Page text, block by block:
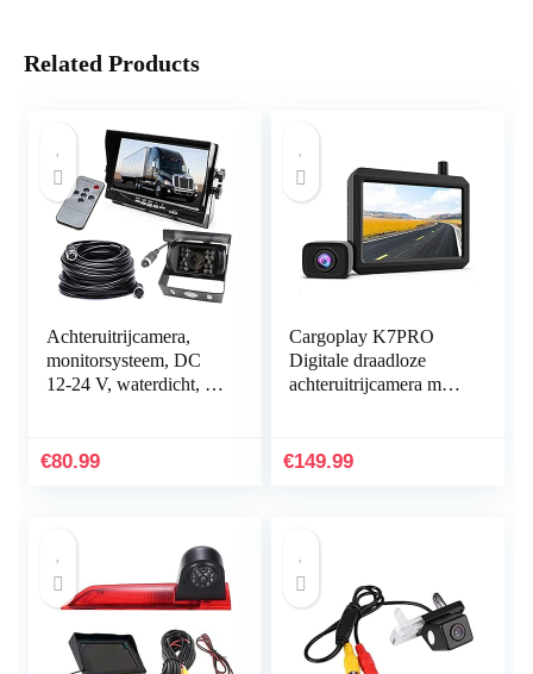
Related Products
Achteruitrijcamera,
monitorsysteem, DC
12-24 V, waterdicht, 18
4-pinnige…
€80.99
Cargoplay K7PRO
Digitale draadloze
achteruitrijcamera met
5 inch HD-monitor…
€149.99